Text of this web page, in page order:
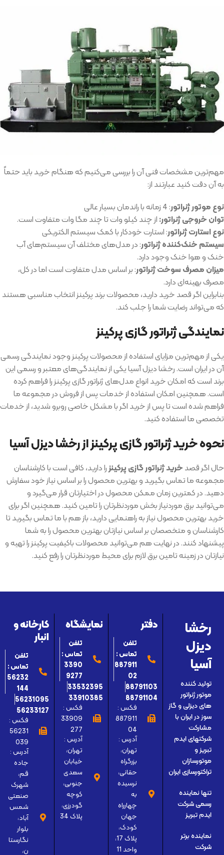
مهم‌ترین مشخصات فنی آن را بررسی می‌کنیم که هنگام خرید باید حتماً
به آن دقت کنید عبارتند از:
نوع موتور ژنراتور: 4 زمانه با راندمان بسیار عالی
توان خروجی ژنراتور:از چند کیلو وات تا چند مگا وات متفاوت است.
نوع استارت ژنراتور: استارت خودکار با کمک سیستم الکتریکی
سیستم خنک‌کننده ژنراتور: در مدل‌های مختلف آن سیستم‌های آب
خنک و هوا خنک وجود دارد.
میزان مصرف سوخت ژنراتور: بر اساس مدل متفاوت است اما در کل،
مصرف بهینه‌ای دارد.
بنابراین اگر قصد خرید دارید، محصولات برند پرکینز انتخاب مناسبی هستند
که می‌تواند رضایت شما را جلب کند.
نمایندگی ژنراتور گازی پرکینز
یکی از مهم‌ترین مزایای استفاده از محصولات پرکینز وجود نمایندگی رسمی
آن در ایران است. رخشا دیزل آسیا یکی از نمایندگی‌های معتبر و رسمی این
برند است که امکان خرید انواع مدل‌های ژنراتور گازی پرکینز را فراهم کرده
است. همچنین امکان استفاده از خدمات پس از فروش در مجموعه ما
فراهم شده است تا پس از خرید اگر با مشکل خاصی روبرو شدید، از خدمات
تخصصی ما استفاده کنید.
نحوه خرید ژنراتور گازی پرکینز از رخشا دیزل آسیا
حال اگر قصدخرید ژنراتور گازی پرکینزرا دارید، کافی است با کارشناسان
مجموعه ما تماس بگیرید و بهترین محصول را بر اساس نیاز خود سفارش
دهید. در کمترین زمان ممکن محصول در اختیارتان قرار می‌گیرد و
می‌توانید برق موردنیاز بخش موردنظرتان را تامین کنید. همچنین اگر برای
خرید بهترین محصول نیاز به راهنمایی دارید، باز هم با ما تماس بگیرید تا
کارشناسان و متخصصان بر اساس نیازتان بهترین محصول را به شما
پیشنهاد کنند. در نهایت هم می‌توانید محصولات باکیفیت پرکینز را تهیه و
نیازتان در زمینه تامین برق لازم برای محیط موردنظرتان را رفع کنید.
رخشا
دیزل
آسیا
تولید کننده
موتور ژنراتور
های دیزلی و گاز
سوز در ایران با
مشارکت
شرکتهای ایدم
تبریز و
موتورسازان
تراکتورسازی ایران
تنها نماینده
رسمی شرکت
ایدم تبریز
نماینده برتر
شرکت
دفتر
تلفن
تماس :
887911
02
88791103
88791104
فکس :
887911
04
آدرس :
تهران،
بزرگراه
حقانی،
نرسیده
به
چهارراه
جهان
کودک،
پلاک 17،
واحد 11
نمایشگاه
تلفن
تماس :
3390
9277
33532395
33910385
فکس :
33909
277
آدرس :
تهران،
خیابان
سعدی
جنوبی،
کوچه
گودرزی،
پلاک 34
کارخانه و
انبار
تلفن
تماس :
56232
144
56231095
56233127
فکس :
56231
039
آدرس :
جاده
قم،
شهرک
صنعتی
شمس
آباد،
بلوار
نگارستا
ن،